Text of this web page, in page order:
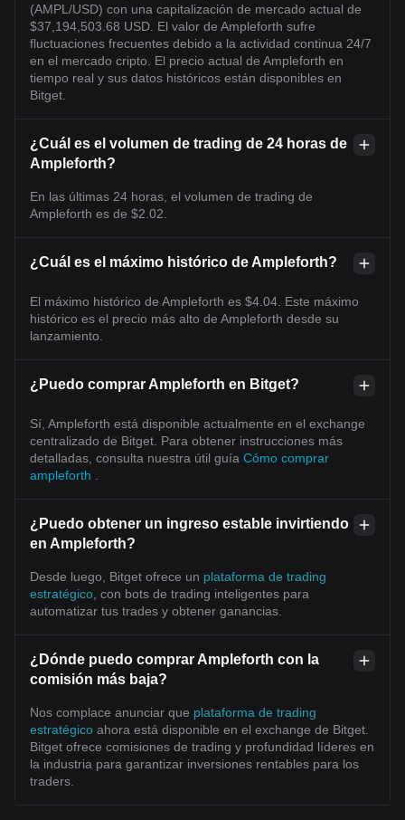
(AMPL/USD) con una capitalización de mercado actual de
$37,194,503.68 USD. El valor de Ampleforth sufre
fluctuaciones frecuentes debido a la actividad continua 24/7
en el mercado cripto. El precio actual de Ampleforth en
tiempo real y sus datos históricos están disponibles en
Bitget.
¿Cuál es el volumen de trading de 24 horas de
Ampleforth?
En las últimas 24 horas, el volumen de trading de
Ampleforth es de $2.02.
¿Cuál es el máximo histórico de Ampleforth?
El máximo histórico de Ampleforth es $4.04. Este máximo
histórico es el precio más alto de Ampleforth desde su
lanzamiento.
¿Puedo comprar Ampleforth en Bitget?
Sí, Ampleforth está disponible actualmente en el exchange
centralizado de Bitget. Para obtener instrucciones más
detalladas, consulta nuestra útil guía Cómo comprar
ampleforth
¿Puedo obtener un ingreso estable invirtiendo
en Ampleforth?
Desde luego, Bitget ofrece un plataforma de trading
estratégico , con bots de trading inteligentes para
automatizar tus trades y obtener ganancias.
¿Dónde puedo comprar Ampleforth con la
comisión más baja?
Nos complace anunciar que plataforma de trading
estratégico ahora está disponible en el exchange de Bitget.
Bitget ofrece comisiones de trading y profundidad líderes en
la industria para garantizar inversiones rentables para los
traders.